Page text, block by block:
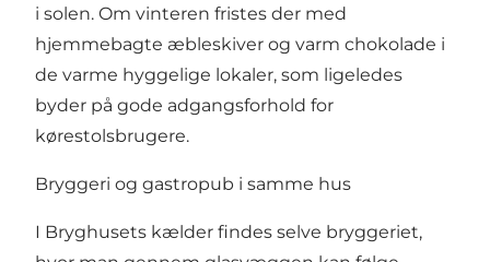
i solen. Om vinteren fristes der med
hjemmebagte æbleskiver og varm chokolade i
de varme hyggelige lokaler, som ligeledes
byder på gode adgangsforhold for
kørestolsbrugere.
Bryggeri og gastropub i samme hus
I Bryghusets kælder findes selve bryggeriet,